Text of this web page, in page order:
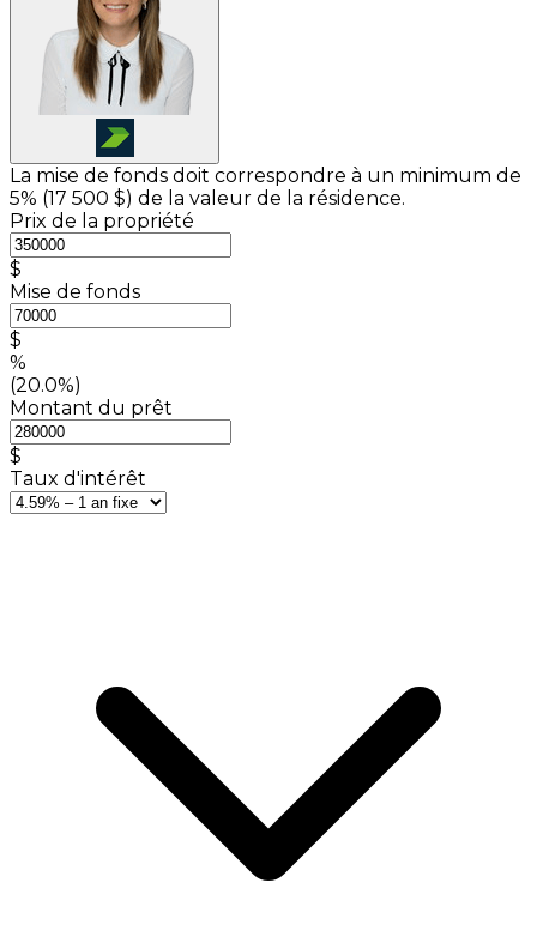
La mise de fonds doit correspondre à un minimum de
5% (17 500 $) de la valeur de la résidence.
Prix de la propriété
$
Mise de fonds
$
%
(20.0%)
Montant du prêt
$
Taux d'intérêt